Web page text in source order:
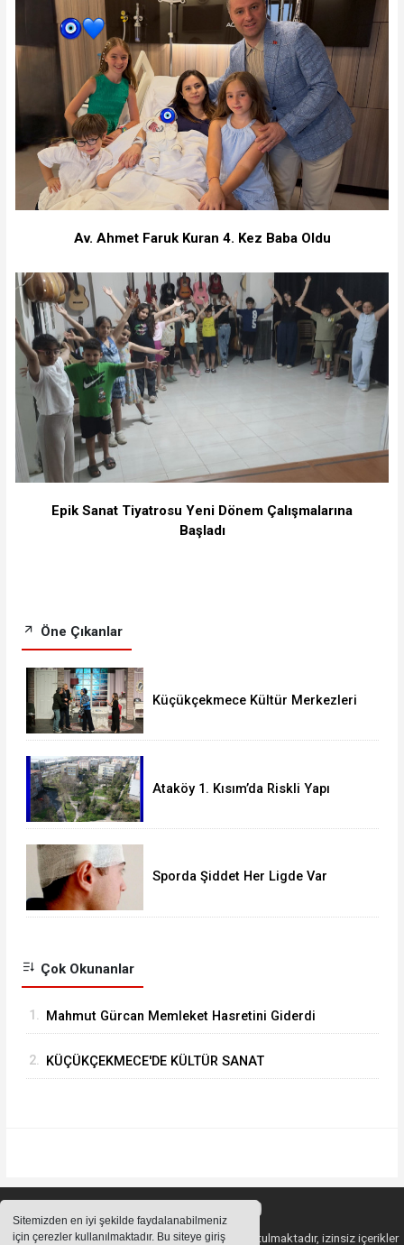
Sitemizden en iyi şekilde faydalanabilmeniz
için çerezler kullanılmaktadır. Bu siteye giriş
Av. Ahmet Faruk Kuran 4. Kez Baba Oldu
Epik Sanat Tiyatrosu Yeni Dönem Çalışmalarına
Başladı
Öne Çıkanlar
Küçükçekmece Kültür Merkezleri
Ataköy 1. Kısım’da Riskli Yapı
Sporda Şiddet Her Ligde Var
Çok Okunanlar
1. Mahmut Gürcan Memleket Hasretini Giderdi
2. KÜÇÜKÇEKMECE'DE KÜLTÜR SANAT
Sitemizde bulunan içeriklerin tüm hakları saklı tutulmaktadır, izinsiz içerikler